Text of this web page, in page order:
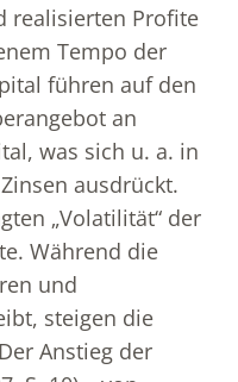
realisierten Profite
Tempo der
führen auf den
an
was sich u. a. in
ausdrückt.
„Volatilität“ der
Während die
und
steigen die
Anstieg der